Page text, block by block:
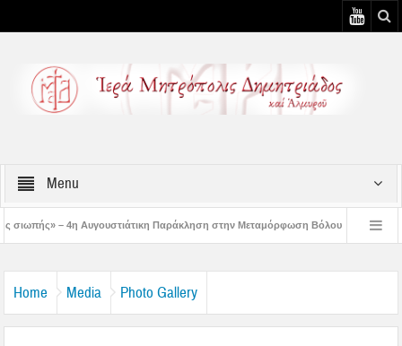
Menu
Παράκληση στην Μεταμόρφωση Βόλου Επίσκεψη του Δ/ντού της Β/
Home Media Photo Gallery